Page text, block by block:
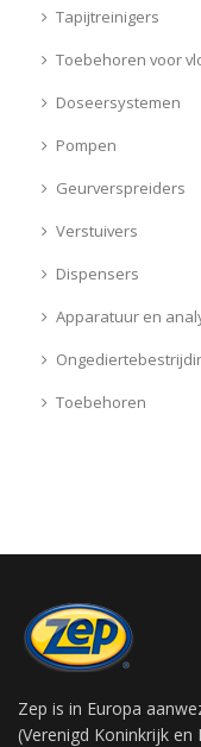
Tapijtreinigers
Toebehoren voor
Doseersystemen
Pompen
Geurverspreiders
Verstuivers
Dispensers
Apparatuur en
Toebehoren
Zep is in Europa
(Verenigd Koninkrijk